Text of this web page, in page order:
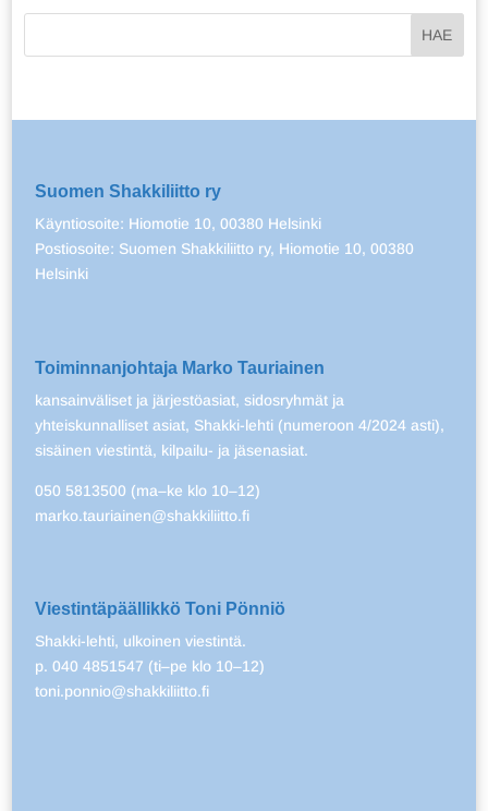
Suomen Shakkiliitto ry
Käyntiosoite: Hiomotie 10, 00380 Helsinki
Postiosoite: Suomen Shakkiliitto ry, Hiomotie 10, 00380
Helsinki
Toiminnanjohtaja Marko Tauriainen
kansainväliset ja järjestöasiat, sidosryhmät ja
yhteiskunnalliset asiat, Shakki-lehti (numeroon 4/2024 asti),
sisäinen viestintä, kilpailu- ja jäsenasiat.
050 5813500 (ma–ke klo 10–12)
marko.tauriainen@shakkiliitto.fi
Viestintäpäällikkö Toni Pönniö
Shakki-lehti, ulkoinen viestintä.
p. 040 4851547 (ti–pe klo 10–12)
toni.ponnio@shakkiliitto.fi